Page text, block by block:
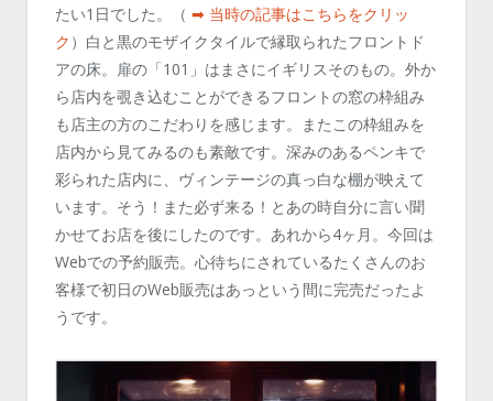
たい1日でした。（ ➡︎ 当時の記事はこちらをクリッ
ク ）白と黒のモザイクタイルで縁取られたフロントド
アの床。扉の「101」はまさにイギリスそのもの。外か
ら店内を覗き込むことができるフロントの窓の枠組み
も店主の方のこだわりを感じます。またこの枠組みを
店内から見てみるのも素敵です。深みのあるペンキで
彩られた店内に、ヴィンテージの真っ白な棚が映えて
います。そう！また必ず来る！とあの時自分に言い聞
かせてお店を後にしたのです。あれから4ヶ月。今回は
Webでの予約販売。心待ちにされているたくさんのお
客様で初日のWeb販売はあっという間に完売だったよ
うです。